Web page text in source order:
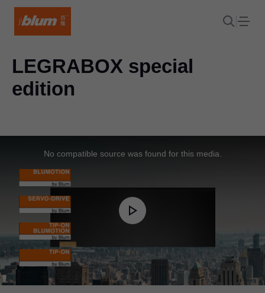
Play
Video
No compatible source was found for this media.
LEGRABOX special
edition